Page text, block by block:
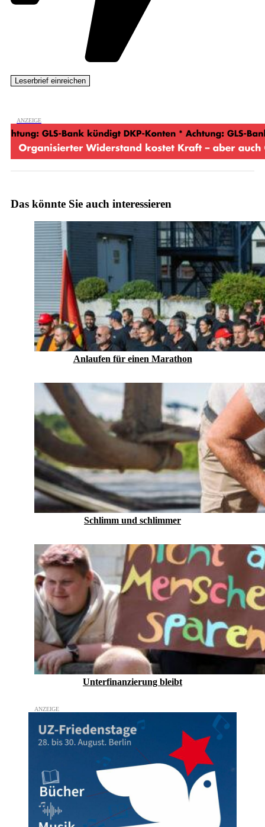
Das könnte Sie auch interessieren
Anlaufen für einen Marathon
Schlimm und schlimmer
Unterfinanzierung bleibt